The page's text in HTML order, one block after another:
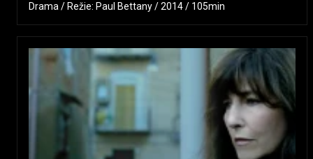
Drama / Režie: Paul Bettany / 2014 / 105min